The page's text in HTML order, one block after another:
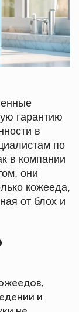
гарантию
в
по
в компании
они
кожееда,
от блох и
и